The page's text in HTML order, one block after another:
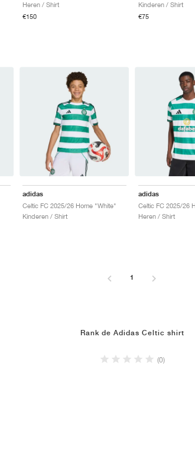
Heren / Shirt
€150
Kinderen / Shirt
€75
adidas
Celtic FC 2025/26 Home "White"
Kinderen / Shirt
adidas
Celtic FC 2025/26
Heren / Shirt
1
Rank de Adidas Celtic shirt
(0)